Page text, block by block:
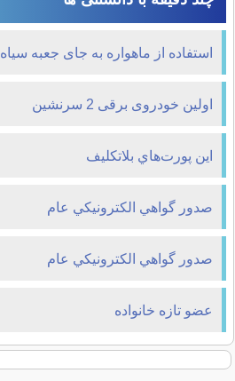
استفاده از ماهواره به جای جعبه سیاه
اولین خودروی برقی 2 سرنشین
اين پورت‌هاي بلاتکليف
صدور گواهي الکترونيکي عام
صدور گواهي الکترونيکي عام
عضو تازه خانواده